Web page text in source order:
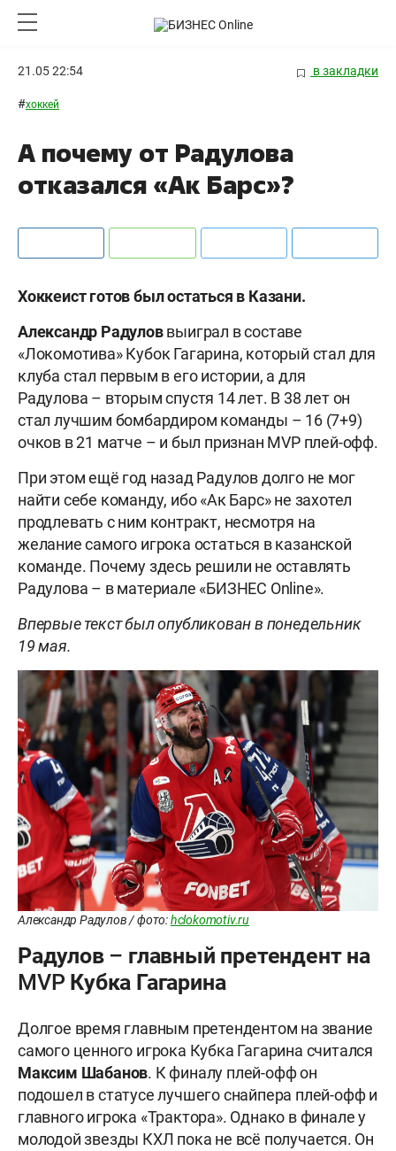
21.05 22:54 в закладки
#хоккей
А почему от Радулова
отказался «Ак Барс»?
Хоккеист готов был остаться в Казани.
Александр Радуловвыиграл в составе
«Локомотива» Кубок Гагарина, который стал для
клуба стал первым в его истории, а для
Радулова – вторым спустя 14 лет. В 38 лет он
стал лучшим бомбардиром команды – 16 (7+9)
очков в 21 матче – и был признан MVP плей-офф.
При этом ещё год назад Радулов долго не мог
найти себе команду, ибо «Ак Барс» не захотел
продлевать с ним контракт, несмотря на
желание самого игрока остаться в казанской
команде. Почему здесь решили не оставлять
Радулова – в материале «БИЗНЕС Online».
Впервые текст был опубликован в понедельник
19 мая.
Александр Радулов / фото:hclokomotiv.ru
Радулов – главный претендент на
MVP Кубка Гагарина
Долгое время главным претендентом на звание
самого ценного игрока Кубка Гагарина считался
Максим Шабанов. К финалу плей-офф он
подошел в статусе лучшего снайпера плей-офф и
главного игрока «Трактора». Однако в финале у
молодой звезды КХЛ пока не всё получается. Он